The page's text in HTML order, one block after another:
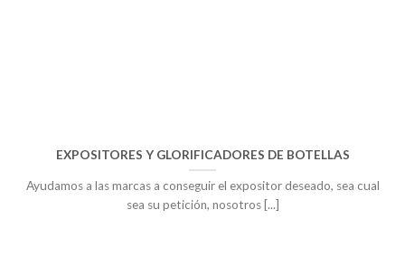
EXPOSITORES Y GLORIFICADORES DE BOTELLAS
Ayudamos a las marcas a conseguir el expositor deseado, sea cual
sea su petición, nosotros [...]